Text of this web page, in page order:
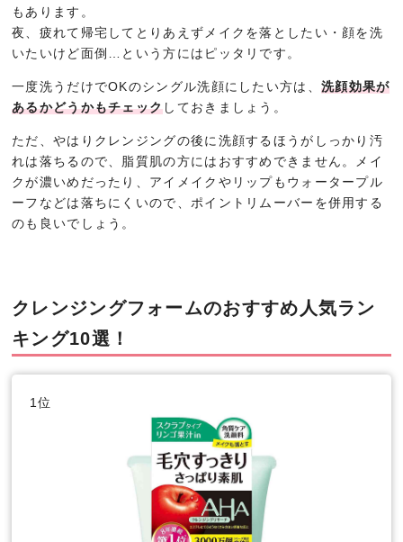
もあります。
夜、疲れて帰宅してとりあえずメイクを落としたい・顔を洗
いたいけど面倒…という方にはピッタリです。
一度洗うだけでOKのシングル洗顔にしたい方は、 洗顔効果が
あるかどうかもチェックしておきましょう。
ただ、やはりクレンジングの後に洗顔するほうがしっかり汚
れは落ちるので、脂質肌の方にはおすすめできません。メイ
クが濃いめだったり、アイメイクやリップもウォータープル
ーフなどは落ちにくいので、ポイントリムーバーを併用する
のも良いでしょう。
クレンジングフォームのおすすめ人気ラン
キング10選！
1位